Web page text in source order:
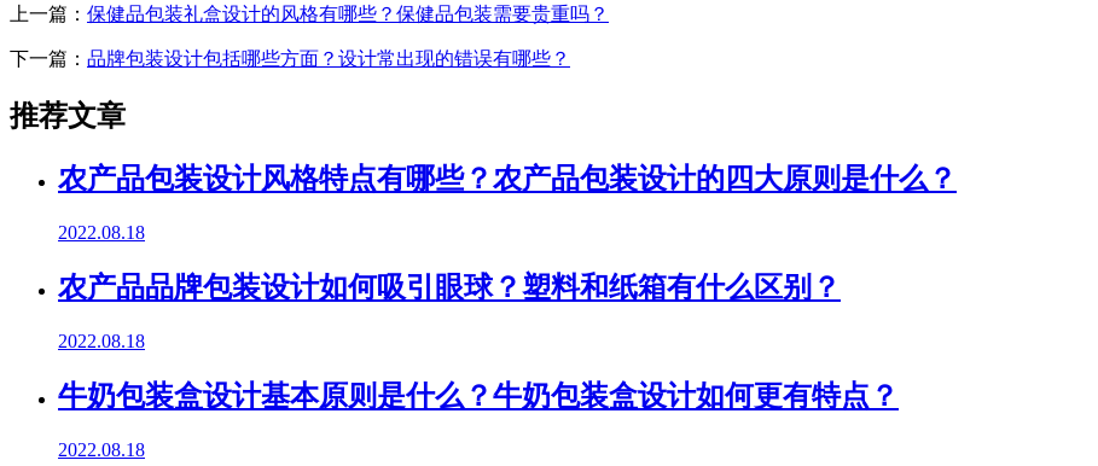
上一篇： 保健品包装礼盒设计的风格有哪些？保健品包装需要贵重吗？
下一篇： 品牌包装设计包括哪些方面？设计常出现的错误有哪些？
推荐文章
农产品包装设计风格特点有哪些？农产品包装设计的四大原则是什么？
2022.08.18
农产品品牌包装设计如何吸引眼球？塑料和纸箱有什么区别？
2022.08.18
牛奶包装盒设计基本原则是什么？牛奶包装盒设计如何更有特点？
2022.08.18